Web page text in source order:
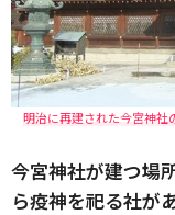
明治に再建された今宮神社
今宮神社が建つ場
ら疫神を祀る社が